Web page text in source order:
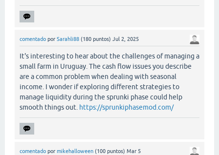
comentado por Sarahli88 (180 puntos) Jul 2, 2025
It's interesting to hear about the challenges of managing a
small farm in Uruguay. The cash flow issues you describe
are a common problem when dealing with seasonal
income. I wonder if exploring different strategies to
manage liquidity during the sprunki phase could help
smooth things out. https://sprunkiphasemod.com/
comentado por mikehalloween (100 puntos) Mar 5